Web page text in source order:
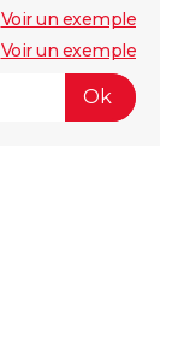
Voir un exemple
Voir un exemple